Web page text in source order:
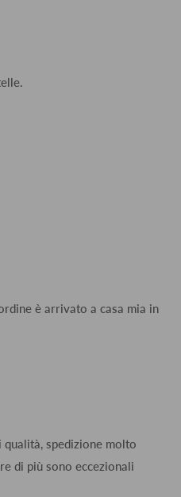
è arrivato a casa mia in
spedizione molto
di più sono eccezionali